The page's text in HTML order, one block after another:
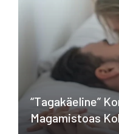
“Tagakäeline”
Magamistoas